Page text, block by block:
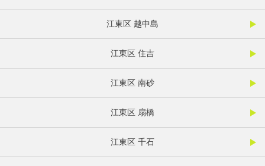
江東区 越中島
江東区 住吉
江東区 南砂
江東区 扇橋
江東区 千石